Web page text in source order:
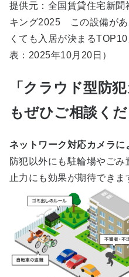
提供元：全国賃貸住宅新
キング2025 この設備があ
くても入居が決まる
表：2025年10月20日）
「クラウド型防
もぜひご相談くだ
ネットワーク対応カメラに
防犯以外にも駐輪場やご
止力にも効果が期待できま